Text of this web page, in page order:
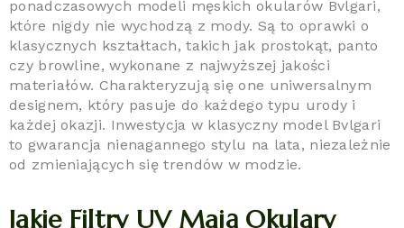
ponadczasowych modeli męskich okularów Bvlgari,
które nigdy nie wychodzą z mody. Są to oprawki o
klasycznych kształtach, takich jak prostokąt, panto
czy browline, wykonane z najwyższej jakości
materiałów. Charakteryzują się one uniwersalnym
designem, który pasuje do każdego typu urody i
każdej okazji. Inwestycja w klasyczny model Bvlgari
to gwarancja nienagannego stylu na lata, niezależnie
od zmieniających się trendów w modzie.
Jakie Filtry UV Mają Okulary